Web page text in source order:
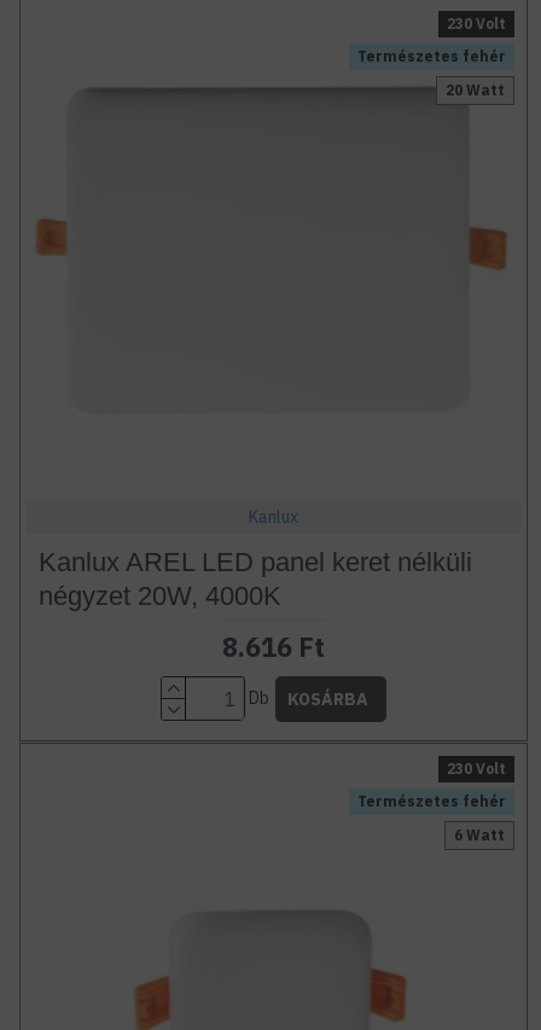
Természetes fehér
20 Watt
230 Volt
Kanlux
Kanlux AREL LED panel keret nélküli
négyzet 20W, 4000K
8.616 Ft
Db KOSÁRBA
Természetes fehér
6 Watt
230 Volt